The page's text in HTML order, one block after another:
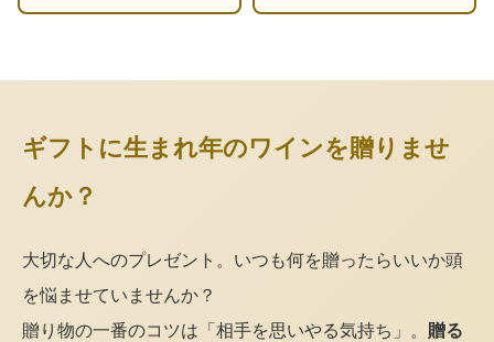
ギフトに生まれ年のワインを贈りませ
んか？
大切な人へのプレゼント。いつも何を贈ったらいいか頭
を悩ませていませんか？
贈り物の一番のコツは「相手を思いやる気持ち」。 贈る